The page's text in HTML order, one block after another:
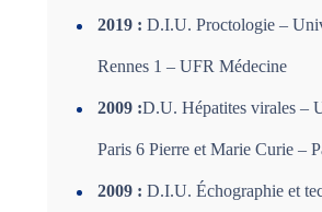
2019 : D.I.U. Proctologie –
Rennes 1 – UFR Médecine
2009 :D.U. Hépatites virales –
Paris 6 Pierre et Marie Curie –
2009 : D.I.U. Échographie et